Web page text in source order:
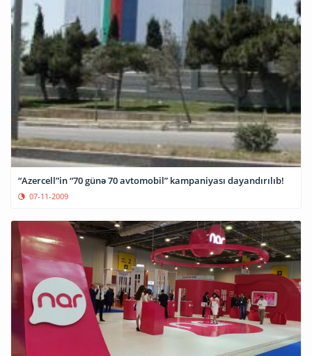
“Azercell”in “70 günə 70 avtomobil” kampaniyası dayandırılıb!
07-11-2009